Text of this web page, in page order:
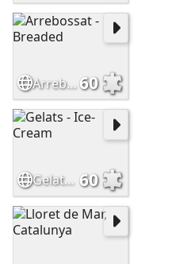
Arrebossat - Breaded60
Gelats - Ice-Cream 60